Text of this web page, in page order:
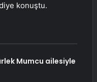
konuştu.
Mumcu ailesiyle